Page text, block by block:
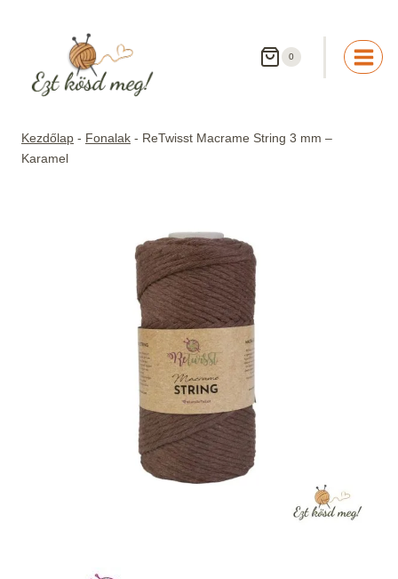
0
Kezdőlap - Fonalak - ReTwisst Macrame String 3 mm –
Karamel